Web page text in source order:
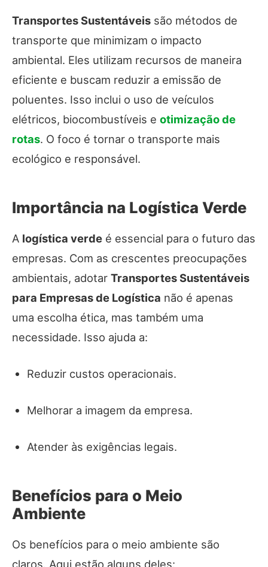
Transportes Sustentáveis são métodos de
transporte que minimizam o impacto
ambiental. Eles utilizam recursos de maneira
eficiente e buscam reduzir a emissão de
poluentes. Isso inclui o uso de veículos
elétricos, biocombustíveis e otimização de
rotas. O foco é tornar o transporte mais
ecológico e responsável.
Importância na Logística Verde
A logística verde é essencial para o futuro das
empresas. Com as crescentes preocupações
ambientais, adotar Transportes Sustentáveis
para Empresas de Logística não é apenas
uma escolha ética, mas também uma
necessidade. Isso ajuda a:
Reduzir custos operacionais.
Melhorar a imagem da empresa.
Atender às exigências legais.
Benefícios para o Meio
Ambiente
Os benefícios para o meio ambiente são
claros. Aqui estão alguns deles: